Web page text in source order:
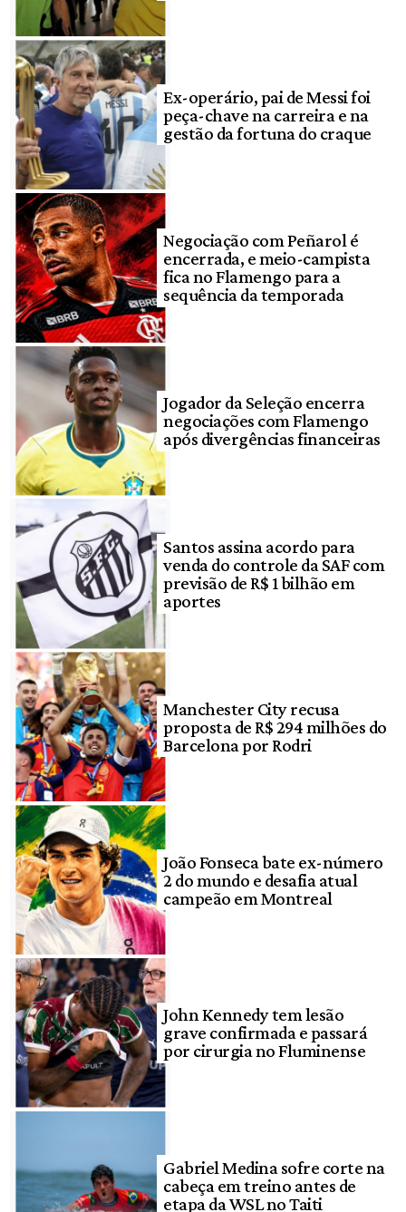
Ex-operário, pai de Messi foi
peça-chave na carreira e na
gestão da fortuna do craque
Negociação com Peñarol é
encerrada, e meio-campista
fica no Flamengo para a
sequência da temporada
Jogador da Seleção encerra
negociações com Flamengo
após divergências financeiras
Santos assina acordo para
venda do controle da SAF com
previsão de R$ 1 bilhão em
aportes
Manchester City recusa
proposta de R$ 294 milhões do
Barcelona por Rodri
João Fonseca bate ex-número
2 do mundo e desafia atual
campeão em Montreal
John Kennedy tem lesão
grave confirmada e passará
por cirurgia no Fluminense
Gabriel Medina sofre corte na
cabeça em treino antes de
etapa da WSL no Taiti